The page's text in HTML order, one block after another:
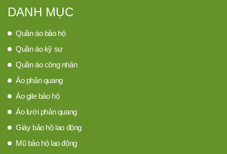
DANH MỤC
Quần áo bảo hộ
Quần áo kỹ sư
Quần áo công nhân
Áo phản quang
Áo gile bảo hộ
Áo lưới phản quang
Giày bảo hộ lao động
Mũ bảo hộ lao động